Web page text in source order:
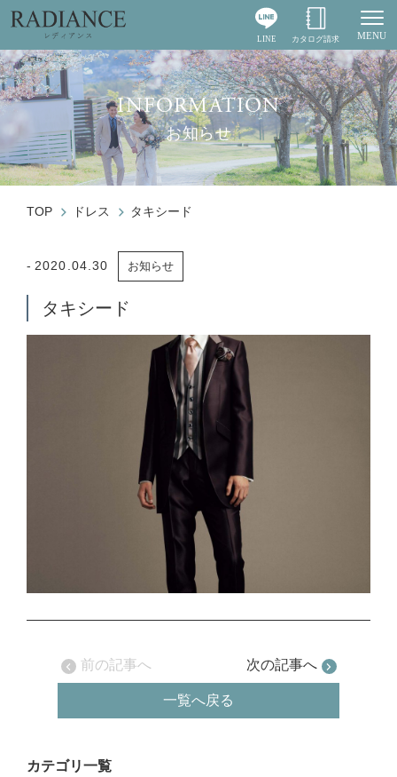
MENU
LINE カタログ請求
INFORMATION
お知らせ
TOP ドレス タキシード
2020.04.30 お知らせ
タキシード
前の記事へ 次の記事へ
一覧へ戻る
カテゴリ一覧